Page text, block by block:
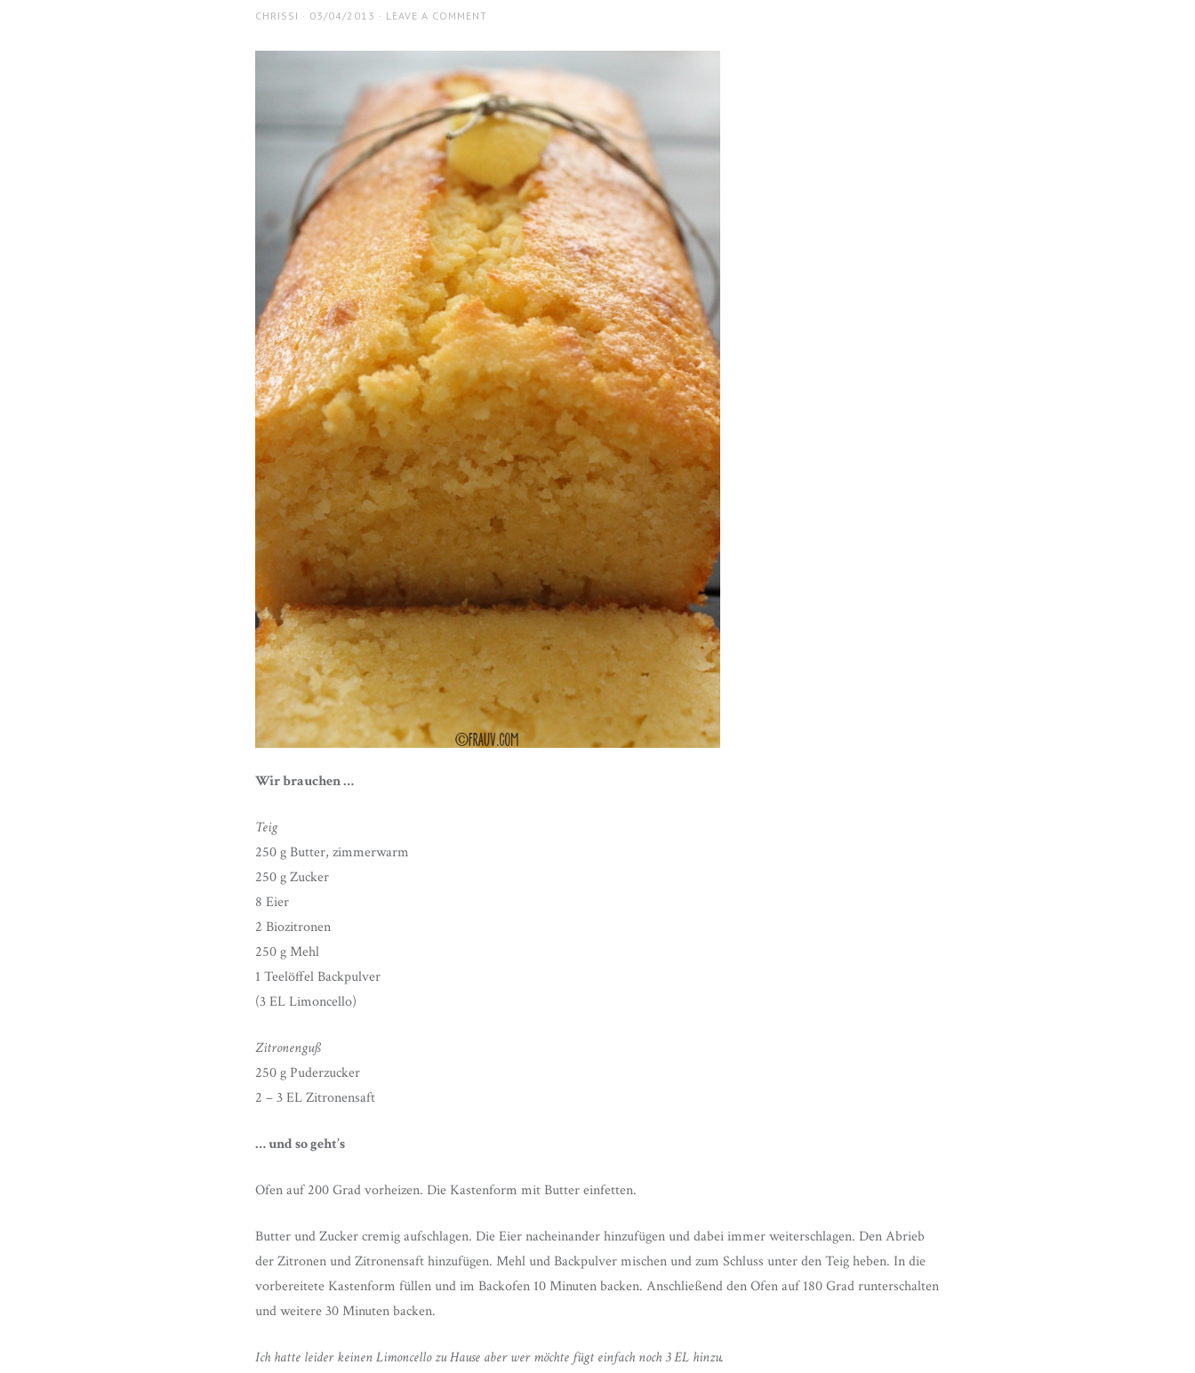
AUTHOR
CHRISSI
POSTED
03/04/2013 LEAVE A COMMENT
Wir brauchen …
Teig
250 g Butter, zimmerwarm
250 g Zucker
8 Eier
2 Biozitronen
250 g Mehl
1 Teelöffel Backpulver
(3 EL Limoncello)
Zitronenguß
250 g Puderzucker
2 – 3 EL Zitronensaft
… und so geht’s
Ofen auf 200 Grad vorheizen. Die Kastenform mit Butter einfetten.
Butter und Zucker cremig aufschlagen. Die Eier nacheinander hinzufügen und dabei immer weiterschlagen. Den Abrieb
der Zitronen und Zitronensaft hinzufügen. Mehl und Backpulver mischen und zum Schluss unter den Teig heben. In die
vorbereitete Kastenform füllen und im Backofen 10 Minuten backen. Anschließend den Ofen auf 180 Grad runterschalten
und weitere 30 Minuten backen.
Ich hatte leider keinen Limoncello zu Hause aber wer möchte fügt einfach noch 3 EL hinzu.